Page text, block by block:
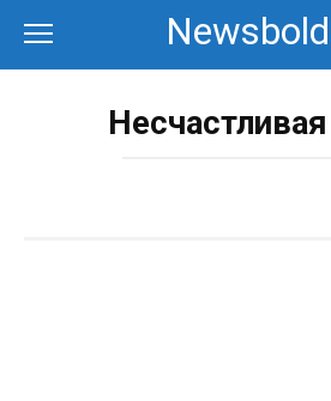
контенту